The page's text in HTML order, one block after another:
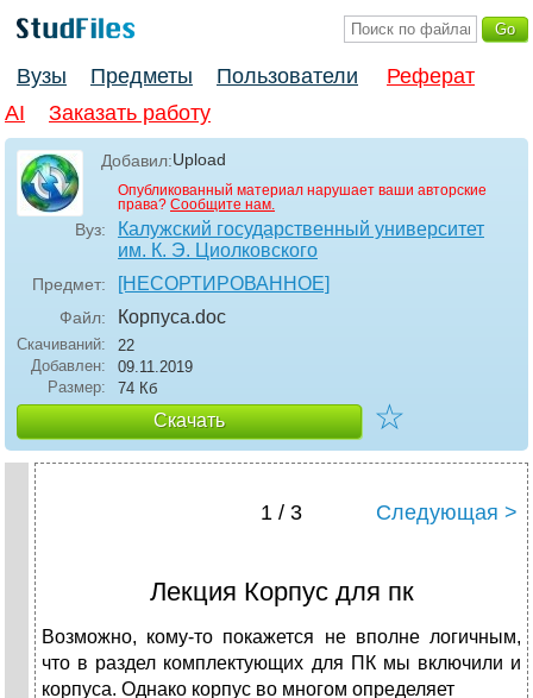
Вузы Предметы Пользователи
Реферат
AI
Заказать работу
Добавил:Upload
Опубликованный материал нарушает ваши авторские
права? Сообщите нам.
Вуз:
Калужский государственный университет
им. К. Э. Циолковского
Предмет: [НЕСОРТИРОВАННОЕ]
Файл: Корпуса.doc
Скачиваний:
22
Добавлен:
09.11.2019
Размер:
74 Кб
Скачать ☆
1 / 3 Следующая >
Лекция Корпус для пк
Возможно, кому-то покажется не вполне логичным,
что в раздел комплектующих для ПК мы включили и
корпуса. Однако корпус во многом определяет